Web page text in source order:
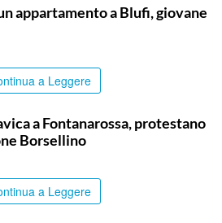
appartamento a Blufi, giovane
a Leggere
a Fontanarossa, protestano
Borsellino
a Leggere